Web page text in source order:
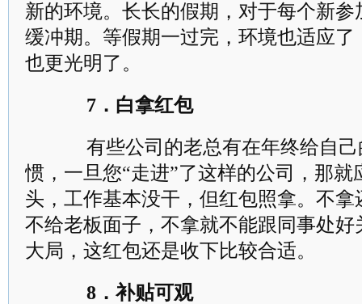
新的环境。长长的假期，对于每个新
缓冲期。等假期一过完，环境也适应
也更光明了。
7．白拿红包
有些公司的老总有在年终给自己
惯，一旦您“走进”了这样的公司，那
头，工作基本没干，但红包照拿。不
不给老板面子，不拿就不能跟同事处
大局，这红包还是收下比较合适。
8．补贴可观